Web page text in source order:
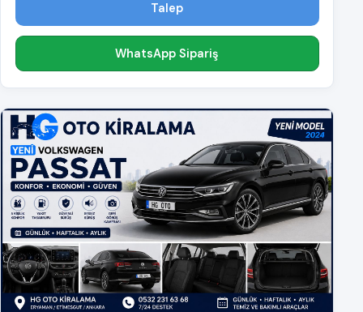
Talep
WhatsApp Sipariş